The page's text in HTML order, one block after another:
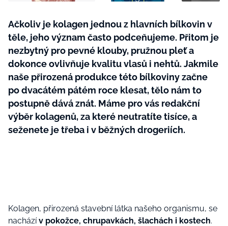
Ačkoliv je kolagen jednou z hlavních bílkovin v
těle, jeho význam často podceňujeme. Přitom je
nezbytný pro pevné klouby, pružnou pleť a
dokonce ovlivňuje kvalitu vlasů i nehtů. Jakmile
naše přirozená produkce této bílkoviny začne
po dvacátém pátém roce klesat, tělo nám to
postupně dává znát. Máme pro vás redakční
výběr kolagenů, za které neutratíte tisíce, a
seženete je třeba i v běžných drogeriích.
Kolagen, přirozená stavební látka našeho organismu, se
nacházív pokožce, chrupavkách, šlachách i kostech.